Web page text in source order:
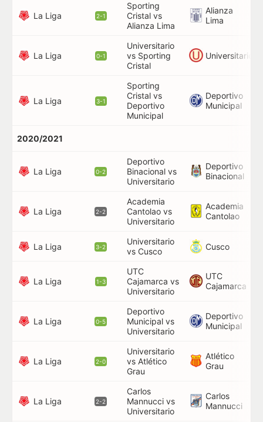
La Liga 2-1
Sporting
Cristal vs
Alianza Lima
Alianza
Lima
La Liga 0-1
Universitario
vs Sporting
Cristal
Universitario
La Liga 3-1
Sporting
Cristal vs
Deportivo
Municipal
Deportivo
Municipal
2020/2021
La Liga 0-2
Deportivo
Binacional vs
Universitario
Deportivo
Binacional
La Liga 2-2
Academia
Cantolao vs
Universitario
Academia
Cantolao
La Liga 3-2
Universitario
vs Cusco
Cusco
La Liga 1-3
UTC
Cajamarca vs
Universitario
UTC
Cajamarca
La Liga 0-5
Deportivo
Municipal vs
Universitario
Deportivo
Municipal
La Liga 2-0
Universitario
vs Atlético
Grau
Atlético
Grau
La Liga 2-2
Carlos
Mannucci vs
Universitario
Carlos
Mannucci